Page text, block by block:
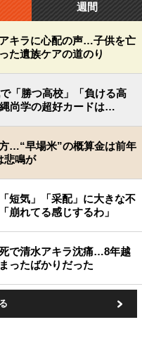
週間
キラに心配の声…子供を亡
た遺族ケアの道のり
「勝つ高校」「負ける高
尚学の超好カードは…
…“早場米”の概算金は前年
悲鳴が
短気」「采配」に大きな不
れてる感じするわ」
で清水アキラ沈痛…8年越
ったばかりだった